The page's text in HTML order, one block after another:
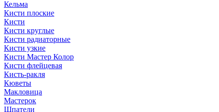
Кельма
Кисти плоские
Кисти
Кисти круглые
Кисти радиаторные
Кисти узкие
Кисти Мастер Колор
Кисти флейцевая
Кисть-ракля
Кюветы
Макловица
Мастерок
Шпатели